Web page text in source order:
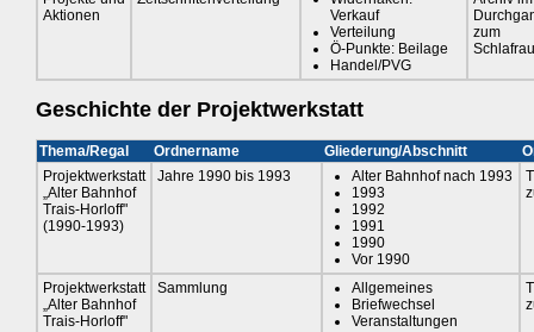
Aktionen
Verkauf
Verteilung
Ö-Punkte: Beilage
Handel/PVG
zum
Geschichte der Projektwerkstatt
Thema/Regal Ordnername Gliederung/Abschnitt
Projektwerkstatt
„Alter Bahnhof
Trais-Horloff"
(1990-1993)
Jahre 1990 bis 1993
Alter Bahnhof nach 1993
1993
1992
1991
1990
Vor 1990
Projektwerkstatt
„Alter Bahnhof
Trais-Horloff"
Sammlung
Allgemeines
Briefwechsel
Veranstaltungen